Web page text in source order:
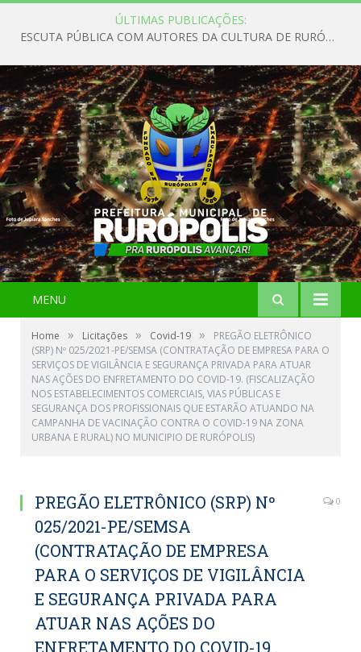
ÚLTIMAS PUBLICAÇÕES:
ESCUTA PÚBLICA COM AUTORES DA CULTURA DE RURÓPOLIS
MENU
Home » Licitações » Covid-19 »
PREGÃO ELETRÔNICO
(SRP) Nº 025/2021-PE/SEMSA (CONTRATAÇÃO DE EMPRESA PARA O
SERVIÇOS DE VIGILÂNCIA E SEGURANÇA PRIVADA PARA ATUAR
NAS AÇÕES DO ENFRETAMENTO DO COVID-19. (FISCALIZAÇÃO
NOS ESTABELECIMENTOS COMERCIAIS, VIAS PÚBLICAS E
SEGURANÇA DOS PROFISSIONAIS QUE ESTARÃO ATUANDO NA
CAMPANHA DE VACINAÇÃO CONTRA O COVID-19 NA ZONA
URBANA E RURAL) NO MUNICIPIO DE RURÓPOLIS)
PREGÃO ELETRÔNICO (SRP) Nº
025/2021-PE/SEMSA
(CONTRATAÇÃO DE EMPRESA
PARA O SERVIÇOS DE VIGILÂNCIA
E SEGURANÇA PRIVADA PARA
ATUAR NAS AÇÕES DO
ENFRETAMENTO DO COVID-19.
0